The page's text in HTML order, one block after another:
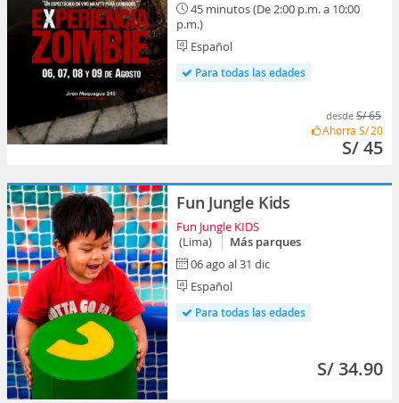
45 minutos (De 2:00 p.m. a 10:00
p.m.)
Español
Para todas las edades
desde S/ 65
Ahorra S/ 20
S/ 45
Fun Jungle Kids
Fun Jungle KIDS
(Lima)
Más parques
06 ago al 31 dic
Español
Para todas las edades
S/ 34.90